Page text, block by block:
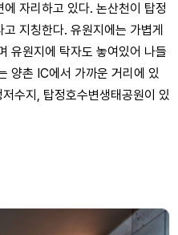
자리하고 있다. 논산천이 탑정
지칭한다. 유원지에는 가볍게
유원지에 탁자도 놓여있어 나들
양촌 IC에서 가까운 거리에 있
수지, 탑정호수변생태공원이 있